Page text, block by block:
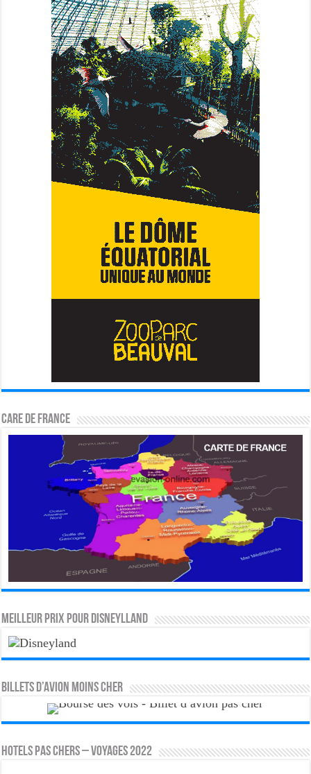
CARE DE FRANCE
MEILLEUR PRIX POUR DISNEYLLAND
Billets d’avion moins cher
HOTELS PAS CHERS – VOYAGES 2022